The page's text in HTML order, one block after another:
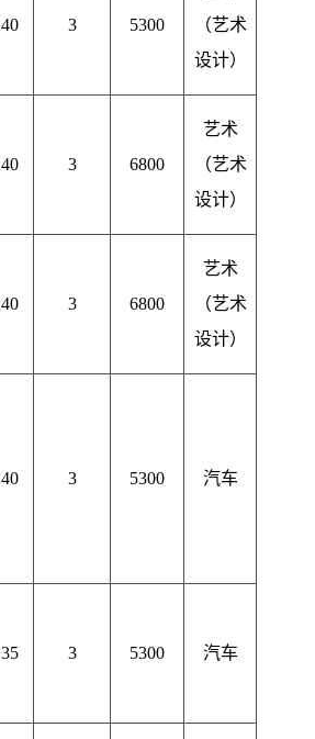
40 3 5300
（艺术
设计）
40 3 6800
艺术
（艺术
设计）
40 3 6800
艺术
（艺术
设计）
40 3 5300 汽车
35 3 5300 汽车